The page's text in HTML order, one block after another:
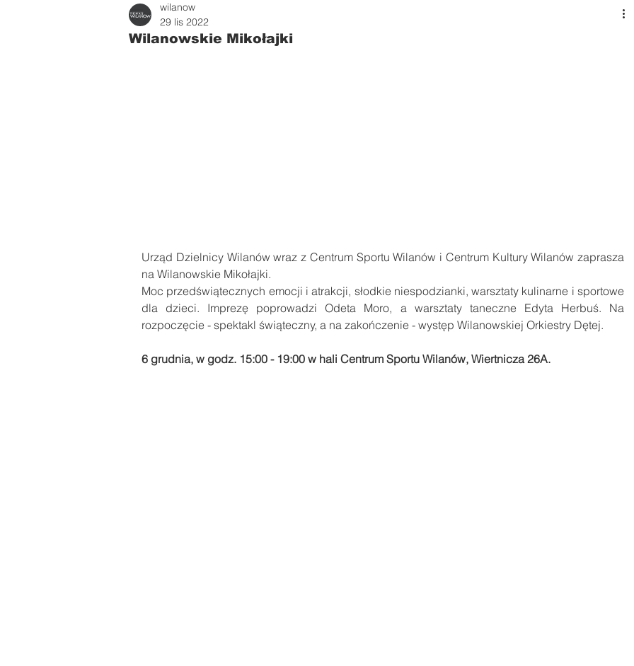
Zdrowie i uroda
Wilanowskie Mikołajki
wilanow
29 lis 2022
Urząd Dzielnicy Wilanów wraz z Centrum Sportu Wilanów i Centrum Kultury Wilanów zaprasza
na Wilanowskie Mikołajki.
Moc przedświątecznych emocji i atrakcji, słodkie niespodzianki, warsztaty kulinarne i sportowe
dla dzieci. Imprezę poprowadzi Odeta Moro, a warsztaty taneczne Edyta Herbuś. Na
rozpoczęcie - spektakl świąteczny, a na zakończenie - występ Wilanowskiej Orkiestry Dętej.
6 grudnia, w godz. 15:00 - 19:00 w hali Centrum Sportu Wilanów, Wiertnicza 26A.